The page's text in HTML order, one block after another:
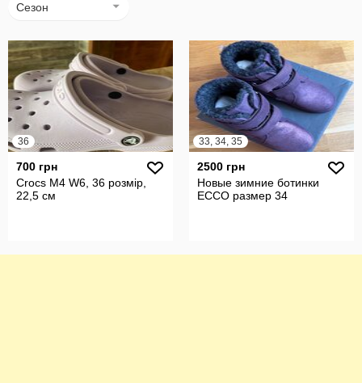
Сезон
36
700 грн
Crocs M4 W6, 36 розмір,
22,5 см
33, 34, 35
2500 грн
Новые зимние ботинки
ECCO размер 34